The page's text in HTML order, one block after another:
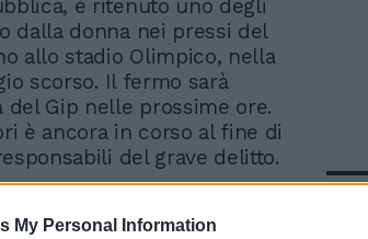
My Personal Information
è ritenuto uno degli
dalla donna nei pressi del
allo stadio Olimpico, nella
scorso. Il fermo sarà
del Gip nelle prossime ore.
è ancora in corso al fine di
del grave delitto.
In